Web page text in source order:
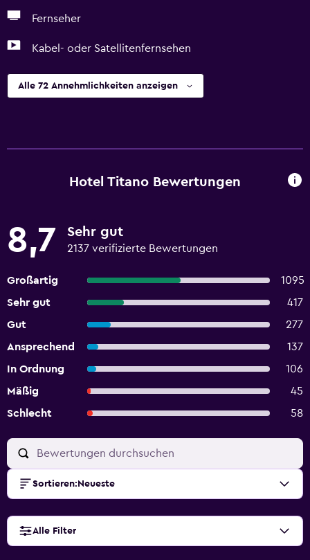
Fernseher
Kabel- oder Satellitenfernsehen
Alle 72 Annehmlichkeiten anzeigen
Hotel Titano Bewertungen
8,7 Sehr gut
2137 verifizierte Bewertungen
Großartig
1095
Sehr gut
417
Gut
277
Ansprechend
137
In Ordnung
106
Mäßig
45
Schlecht
58
Sortieren: Neueste
Alle Filter